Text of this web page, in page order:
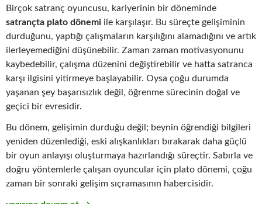
Birçok satranç oyuncusu, kariyerinin bir döneminde
satrançta plato dönemi ile karşılaşır. Bu süreçte gelişiminin
durduğunu, yaptığı çalışmaların karşılığını alamadığını ve artık
ilerleyemediğini düşünebilir. Zaman zaman motivasyonunu
kaybedebilir, çalışma düzenini değiştirebilir ve hatta satranca
karşı ilgisini yitirmeye başlayabilir. Oysa çoğu durumda
yaşanan şey başarısızlık değil, öğrenme sürecinin doğal ve
geçici bir evresidir.
Bu dönem, gelişimin durduğu değil; beynin öğrendiği bilgileri
yeniden düzenlediği, eski alışkanlıkları bırakarak daha güçlü
bir oyun anlayışı oluşturmaya hazırlandığı süreçtir. Sabırla ve
doğru yöntemlerle çalışan oyuncular için plato dönemi, çoğu
zaman bir sonraki gelişim sıçramasının habercisidir.